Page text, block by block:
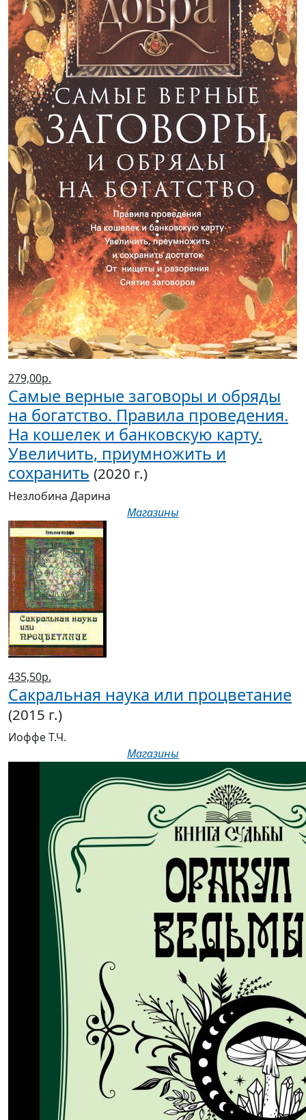
279,00р.
Самые верные заговоры и обряды
на богатство. Правила проведения.
На кошелек и банковскую карту.
Увеличить, приумножить и
сохранить (2020 г.)
Незлобина Дарина
Магазины
435,50р.
Сакральная наука или процветание
(2015 г.)
Иоффе Т.Ч.
Магазины